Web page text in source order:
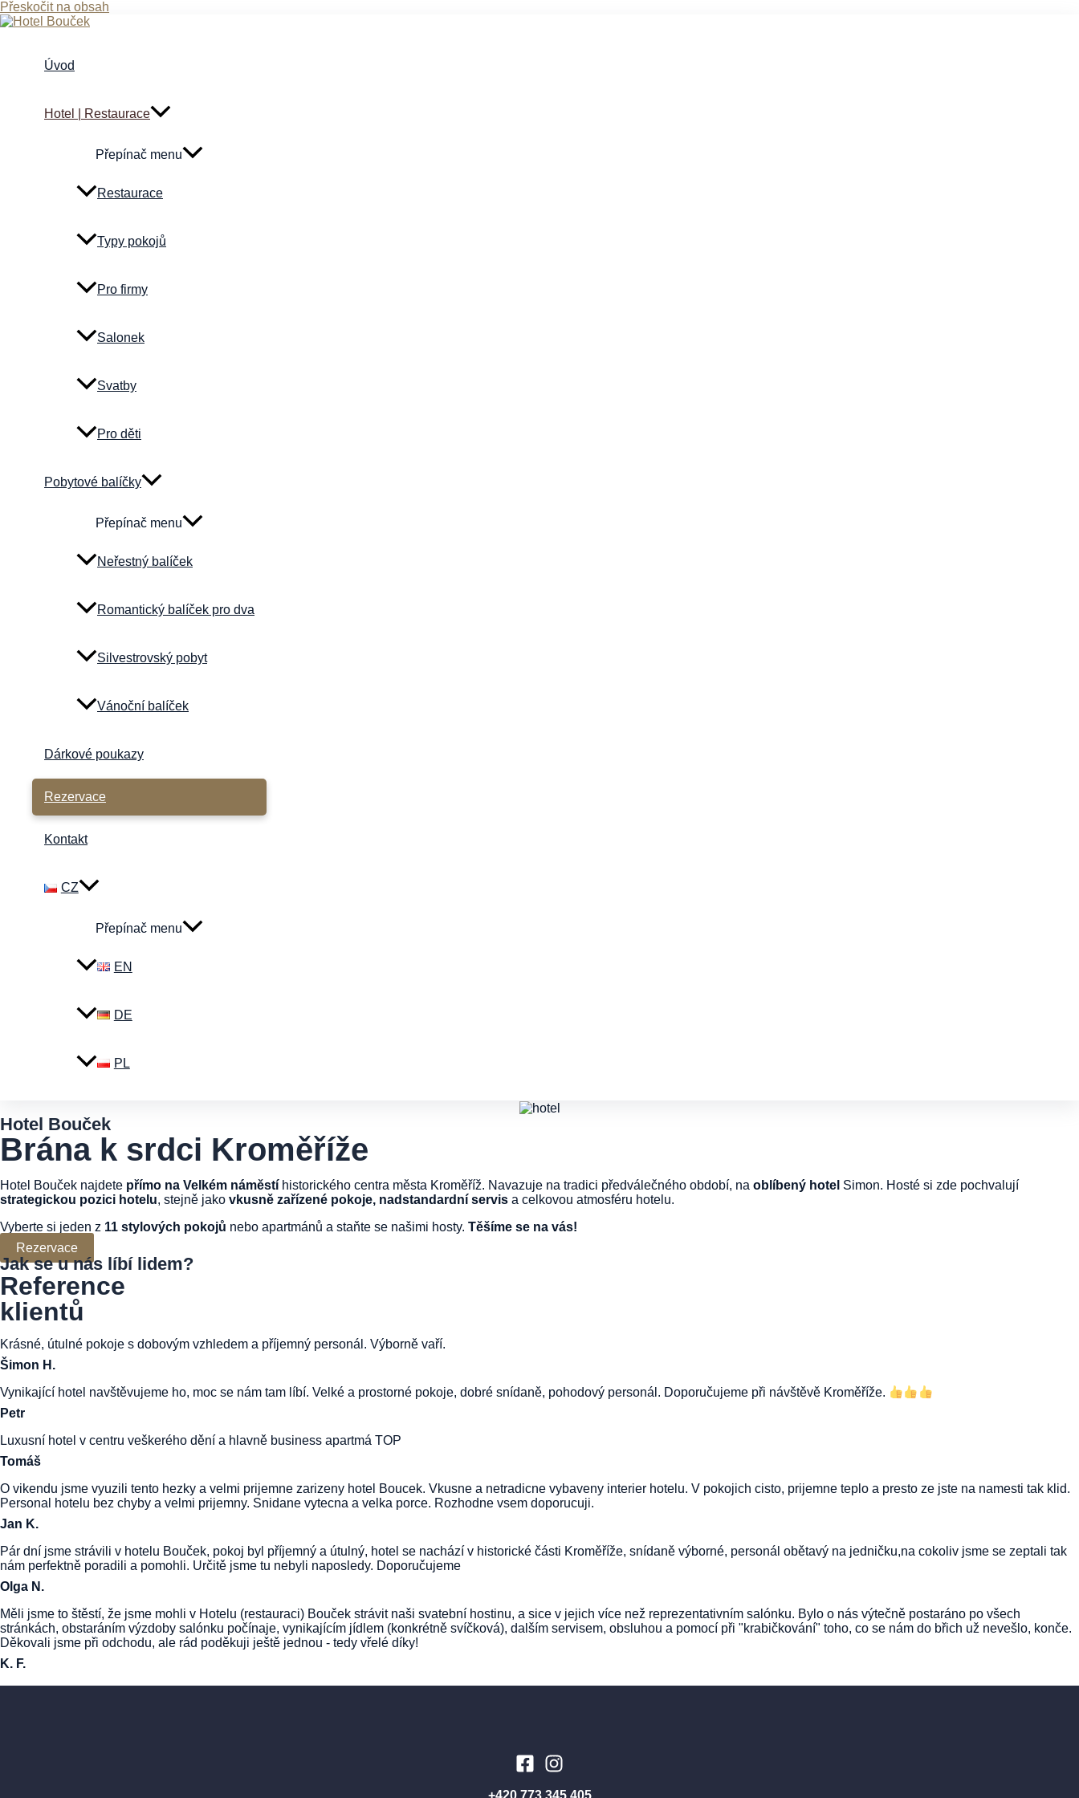
Přeskočit na obsah
Úvod
Hotel | Restaurace
Přepínač menu
Restaurace
Typy pokojů
Pro firmy
Salonek
Svatby
Pro děti
Pobytové balíčky
Přepínač menu
Neřestný balíček
Romantický balíček pro dva
Silvestrovský pobyt
Vánoční balíček
Dárkové poukazy
Rezervace
Kontakt
CZ
Přepínač menu
EN
DE
PL
Hotel Bouček
Brána k srdci Kroměříže
Hotel Bouček najdete přímo na Velkém náměstí historického centra města Kroměříž. Navazuje na tradici předválečného období, na oblíbený hotel Simon. Hosté si zde pochvalují
strategickou pozici hotelu, stejně jako vkusně zařízené pokoje, nadstandardní servis a celkovou atmosféru hotelu.
Vyberte si jeden z 11 stylových pokojů nebo apartmánů a staňte se našimi hosty. Těšíme se na vás!
Rezervace
Jak se u nás líbí lidem?
Reference
klientů
Krásné, útulné pokoje s dobovým vzhledem a příjemný personál. Výborně vaří.
Šimon H.
Vynikající hotel navštěvujeme ho, moc se nám tam líbí. Velké a prostorné pokoje, dobré snídaně, pohodový personál. Doporučujeme při návštěvě Kroměříže.
Petr
Luxusní hotel v centru veškerého dění a hlavně business apartmá TOP
Tomáš
O vikendu jsme vyuzili tento hezky a velmi prijemne zarizeny hotel Boucek. Vkusne a netradicne vybaveny interier hotelu. V pokojich cisto, prijemne teplo a presto ze jste na namesti tak klid.
Personal hotelu bez chyby a velmi prijemny. Snidane vytecna a velka porce. Rozhodne vsem doporucuji.
Jan K.
Pár dní jsme strávili v hotelu Bouček, pokoj byl příjemný a útulný, hotel se nachází v historické části Kroměříže, snídaně výborné, personál obětavý na jedničku,na cokoliv jsme se zeptali tak
nám perfektně poradili a pomohli. Určitě jsme tu nebyli naposledy. Doporučujeme
Olga N.
Měli jsme to štěstí, že jsme mohli v Hotelu (restauraci) Bouček strávit naši svatební hostinu, a sice v jejich více než reprezentativním salónku. Bylo o nás výtečně postaráno po všech
stránkách, obstaráním výzdoby salónku počínaje, vynikajícím jídlem (konkrétně svíčková), dalším servisem, obsluhou a pomocí při "krabičkování" toho, co se nám do břich už nevešlo, konče.
Děkovali jsme při odchodu, ale rád poděkuji ještě jednou - tedy vřelé díky!
K. F.
+420 773 345 405